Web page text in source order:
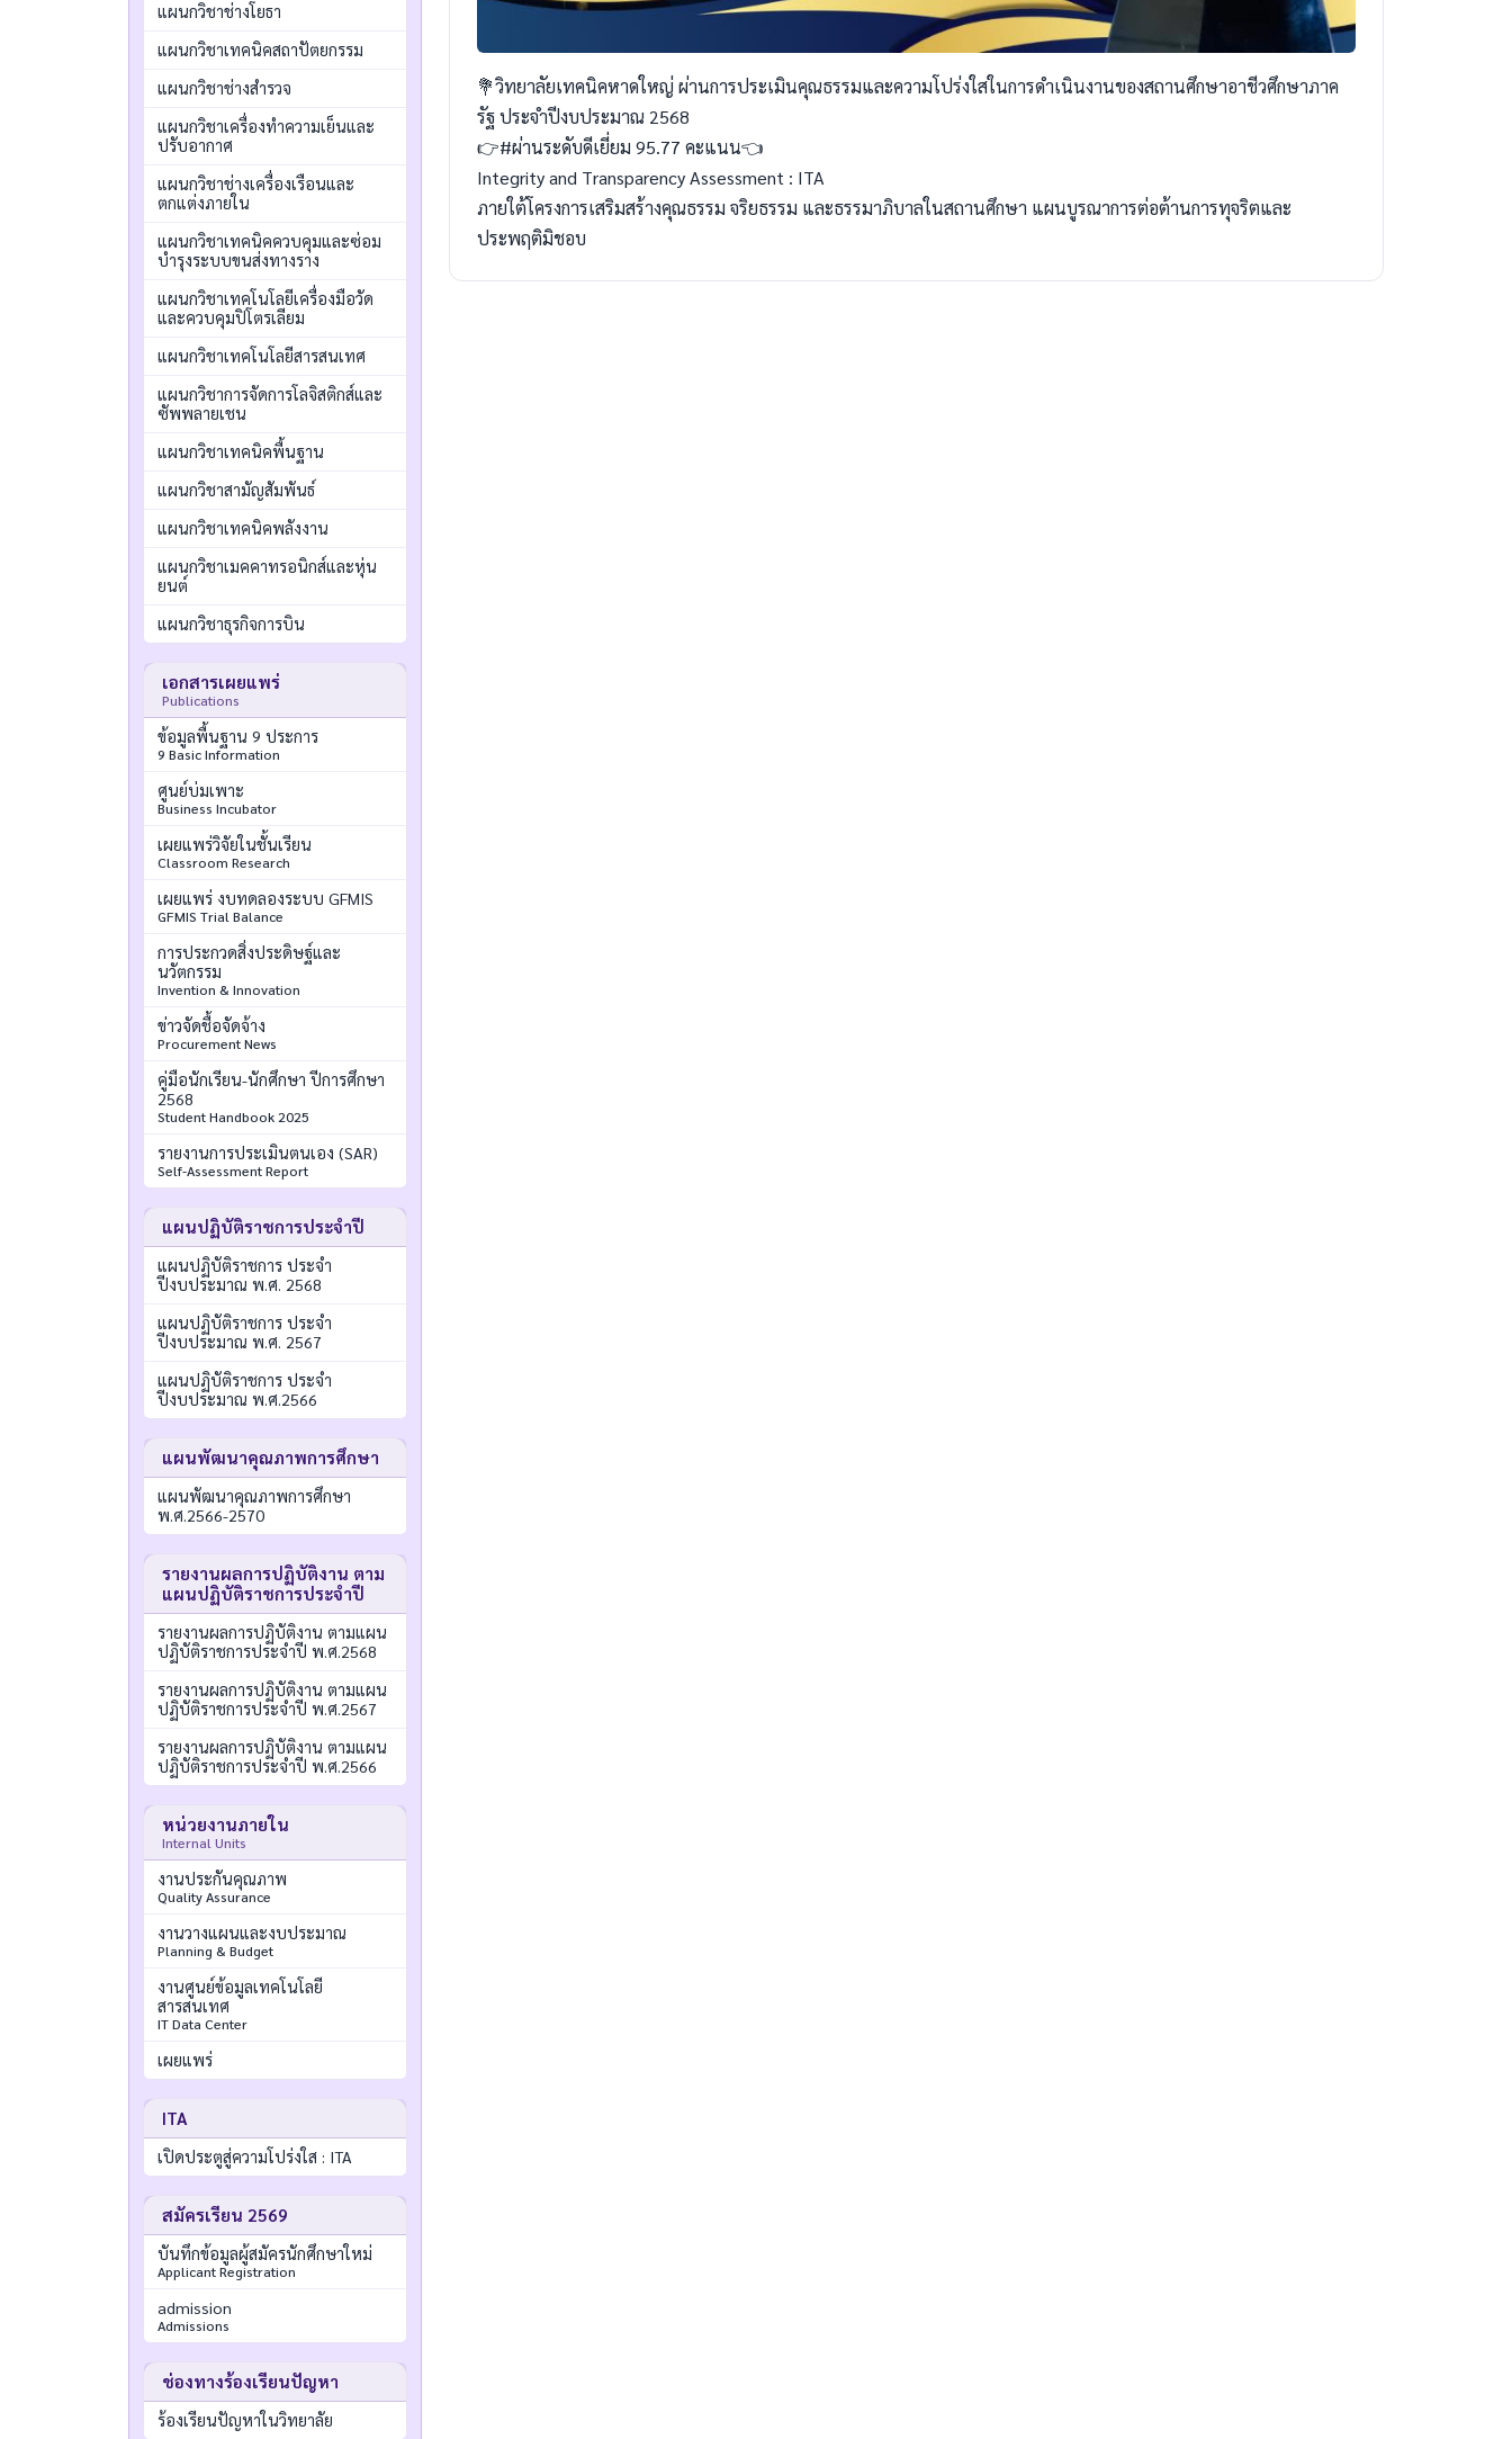
แผนกวิชาช่างโยธา
แผนกวิชาเทคนิคสถาปัตยกรรม
แผนกวิชาช่างสำรวจ
แผนกวิชาเครื่องทำความเย็นและ
ปรับอากาศ
แผนกวิชาช่างเครื่องเรือนและ
ตกแต่งภายใน
แผนกวิชาเทคนิคควบคุมและซ่อม
บำรุงระบบขนส่งทางราง
แผนกวิชาเทคโนโลยีเครื่องมือวัด
และควบคุมปิโตรเลียม
แผนกวิชาเทคโนโลยีสารสนเทศ
แผนกวิชาการจัดการโลจิสติกส์และ
ซัพพลายเชน
แผนกวิชาเทคนิคพื้นฐาน
แผนกวิชาสามัญสัมพันธ์
แผนกวิชาเทคนิคพลังงาน
แผนกวิชาเมคคาทรอนิกส์และหุ่น
ยนต์
แผนกวิชาธุรกิจการบิน
เอกสารเผยแพร่
Publications
ข้อมูลพื้นฐาน 9 ประการ
9 Basic Information
ศูนย์บ่มเพาะ
Business Incubator
เผยแพร่วิจัยในชั้นเรียน
Classroom Research
เผยแพร่ งบทดลองระบบ GFMIS
GFMIS Trial Balance
การประกวดสิ่งประดิษฐ์และ
นวัตกรรม
Invention & Innovation
ข่าวจัดชื้อจัดจ้าง
Procurement News
คู่มือนักเรียน-นักศึกษา ปีการศึกษา
2568
Student Handbook 2025
รายงานการประเมินตนเอง (SAR)
Self-Assessment Report
แผนปฏิบัติราชการประจำปี
แผนปฏิบัติราชการ ประจำ
ปีงบประมาณ พ.ศ. 2568
แผนปฏิบัติราชการ ประจำ
ปีงบประมาณ พ.ศ. 2567
แผนปฏิบัติราชการ ประจำ
ปีงบประมาณ พ.ศ.2566
แผนพัฒนาคุณภาพการศึกษา
แผนพัฒนาคุณภาพการศึกษา
พ.ศ.2566-2570
รายงานผลการปฏิบัติงาน ตาม
แผนปฏิบัติราชการประจำปี
รายงานผลการปฏิบัติงาน ตามแผน
ปฏิบัติราชการประจำปี พ.ศ.2568
รายงานผลการปฏิบัติงาน ตามแผน
ปฏิบัติราชการประจำปี พ.ศ.2567
รายงานผลการปฏิบัติงาน ตามแผน
ปฏิบัติราชการประจำปี พ.ศ.2566
หน่วยงานภายใน
Internal Units
งานประกันคุณภาพ
Quality Assurance
งานวางแผนและงบประมาณ
Planning & Budget
งานศูนย์ข้อมูลเทคโนโลยี
สารสนเทศ
IT Data Center
เผยแพร่
ITA
เปิดประตูสู่ความโปร่งใส : ITA
สมัครเรียน 2569
บันทึกข้อมูลผู้สมัครนักศึกษาใหม่
Applicant Registration
admission
Admissions
ช่องทางร้องเรียนปัญหา
ร้องเรียนปัญหาในวิทยาลัย
💐วิทยาลัยเทคนิคหาดใหญ่ ผ่านการประเมินคุณธรรมและความโปร่งใสในการดำเนินงานของสถานศึกษาอาชีวศึกษาภาค
รัฐ ประจำปีงบประมาณ 2568
👉#ผ่านระดับดีเยี่ยม 95.77 คะแนน👈
Integrity and Transparency Assessment : ITA
ภายใต้โครงการเสริมสร้างคุณธรรม จริยธรรม และธรรมาภิบาลในสถานศึกษา แผนบูรณาการต่อต้านการทุจริตและ
ประพฤติมิชอบ